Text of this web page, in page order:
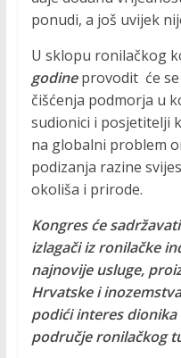
ponudi, a još uvijek
U sklopu ronilačkog
godineprovodit će se
čišćenja podmorja u
sudionici i posjetitelji
na globalni problem
podizanja razine
okoliša i prirode.
Kongres će
izlagači iz ronilačke
najnovije usluge,
Hrvatske i
podići interes
područje ronilačkog